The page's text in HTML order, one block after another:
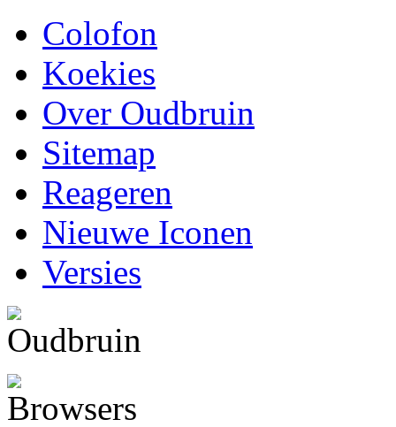
Colofon
Koekies
Over Oudbruin
Sitemap
Reageren
Nieuwe Iconen
Versies